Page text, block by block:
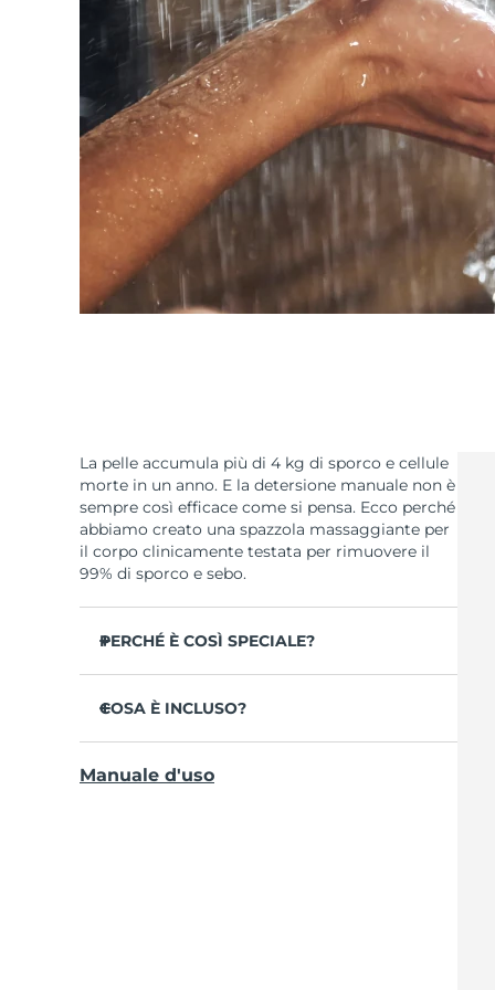
La pelle accumula più di 4 kg di sporco e cellule
morte in un anno. E la detersione manuale non è
sempre così efficace come si pensa. Ecco perché
abbiamo creato una spazzola massaggiante per
il corpo clinicamente testata per rimuovere il
99% di sporco e sebo.
PERCHÉ È COSÌ SPECIALE?
in nylon.
Deterge profondamente per ridurre le
COSA È INCLUSO?
Cavo di ricarica USB
Manuale d'uso